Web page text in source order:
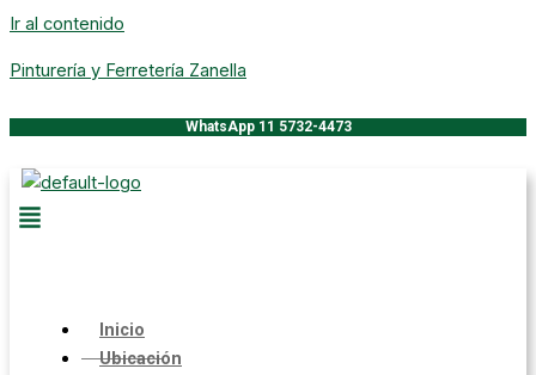
Ir al contenido
Pinturería y Ferretería Zanella
WhatsApp 11 5732-4473
Inicio
Ubicación